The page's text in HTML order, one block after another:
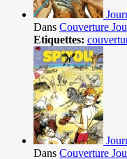
Dans Couverture
Etiquettes:
Dans Couverture